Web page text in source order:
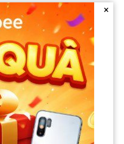
nhận ý kiến của tôi. Song
của tôi. Tôi khá buồn
mỗi tính”, Chế Linh bộc
×